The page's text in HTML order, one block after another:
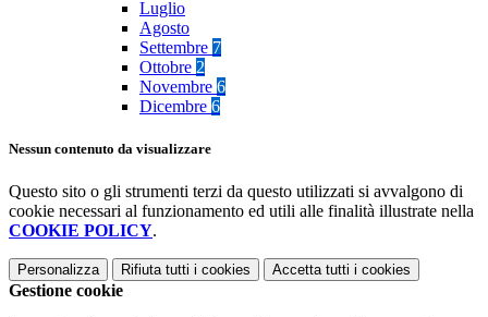
Luglio
Agosto
Settembre 7
Ottobre 2
Novembre 6
Dicembre 6
Nessun contenuto da visualizzare
Questo sito o gli strumenti terzi da questo utilizzati si avvalgono di
cookie necessari al funzionamento ed utili alle finalità illustrate nella
COOKIE POLICY.
Personalizza Rifiuta tutti i cookies Accetta tutti i cookies
Gestione cookie